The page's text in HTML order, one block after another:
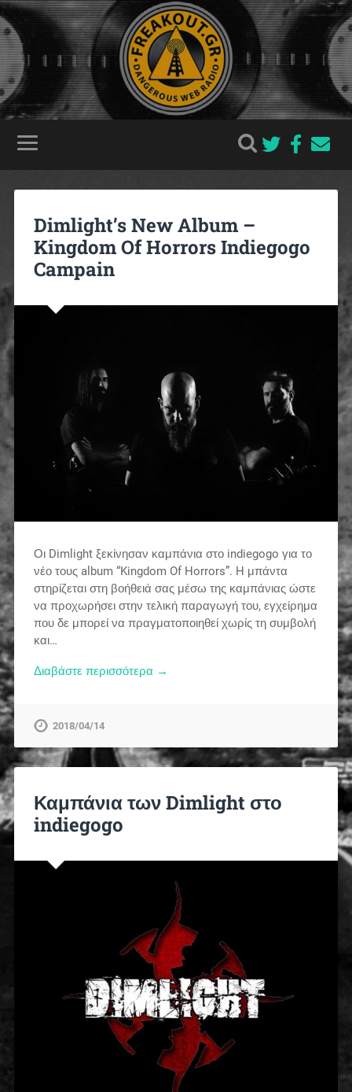
Dimlight’s New Album –
Kingdom Of Horrors Indiegogo
Campain
Οι Dimlight ξεκίνησαν καμπάνια στο indiegogo για το
νέο τους album “Kingdom Of Horrors”. H μπάντα
στηρίζεται στη βοήθειά σας μέσω της καμπάνιας ώστε
να προχωρήσει στην τελική παραγωγή του, εγχείρημα
που δε μπορεί να πραγματοποιηθεί χωρίς τη συμβολή
και…
Διαβάστε περισσότερα →
2018/04/14
Καμπάνια των Dimlight στο
indiegogo